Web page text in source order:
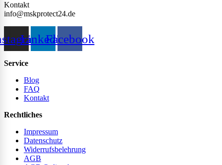
Kontakt
info@mskprotect24.de
LinkedinFacebook
Service
Blog
FAQ
Kontakt
Rechtliches
Impressum
Datenschutz
Widerrufsbelehrung
AGB